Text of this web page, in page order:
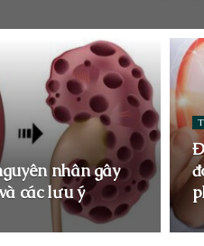
nhân gây
các lưu ý